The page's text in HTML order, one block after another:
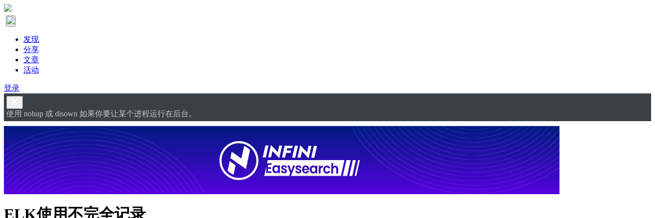
发现
分享
文章
活动
登录
使用 nohup 或 disown 如果你要让某个进程运行在后台。
ELK使用不完全记录